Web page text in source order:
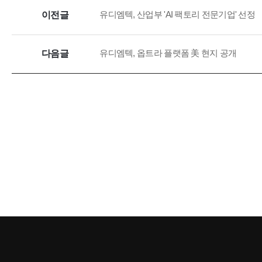
이전글 유디엠텍, 산업부 'AI 팩토리 전문기업' 선정
다음글 유디엠텍, 옵트라 플랫폼 美 현지 공개